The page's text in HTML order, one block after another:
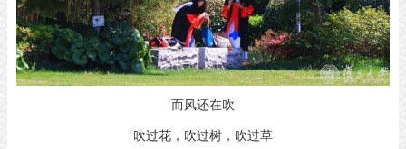
而风还在吹
吹过花，吹过树，吹过草